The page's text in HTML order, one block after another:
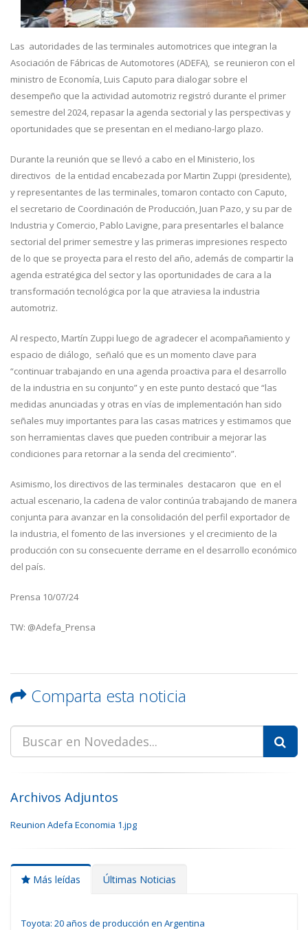
Las autoridades de las terminales automotrices que integran la
Asociación de Fábricas de Automotores (ADEFA), se reunieron con el
ministro de Economía, Luis Caputo para dialogar sobre el
desempeño que la actividad automotriz registró durante el primer
semestre del 2024, repasar la agenda sectorial y las perspectivas y
oportunidades que se presentan en el mediano-largo plazo.
Durante la reunión que se llevó a cabo en el Ministerio, los
directivos de la entidad encabezada por Martin Zuppi (presidente),
y representantes de las terminales, tomaron contacto con Caputo,
el secretario de Coordinación de Producción, Juan Pazo, y su par de
Industria y Comercio, Pablo Lavigne, para presentarles el balance
sectorial del primer semestre y las primeras impresiones respecto
de lo que se proyecta para el resto del año, además de compartir la
agenda estratégica del sector y las oportunidades de cara a la
transformación tecnológica por la que atraviesa la industria
automotriz.
Al respecto, Martín Zuppi luego de agradecer el acompañamiento y
espacio de diálogo, señaló que es un momento clave para
“continuar trabajando en una agenda proactiva para el desarrollo
de la industria en su conjunto” y en este punto destacó que “las
medidas anunciadas y otras en vías de implementación han sido
señales muy importantes para las casas matrices y estimamos que
son herramientas claves que pueden contribuir a mejorar las
condiciones para retornar a la senda del crecimiento”.
Asimismo, los directivos de las terminales destacaron que en el
actual escenario, la cadena de valor continúa trabajando de manera
conjunta para avanzar en la consolidación del perfil exportador de
la industria, el fomento de las inversiones y el crecimiento de la
producción con su consecuente derrame en el desarrollo económico
del país.
Prensa 10/07/24
TW: @Adefa_Prensa
Comparta esta noticia
Archivos Adjuntos
Reunion Adefa Economia 1.jpg
Más leídas Últimas Noticias
Toyota: 20 años de producción en Argentina